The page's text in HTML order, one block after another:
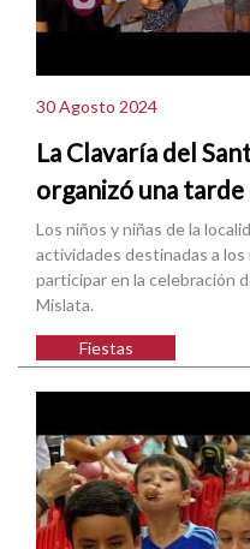
30 Agosto 2024
La Clavaría del
organizó una
Los niños y niñas de la
actividades destinadas a
participar en la celebración
Mislata.
Fiestas